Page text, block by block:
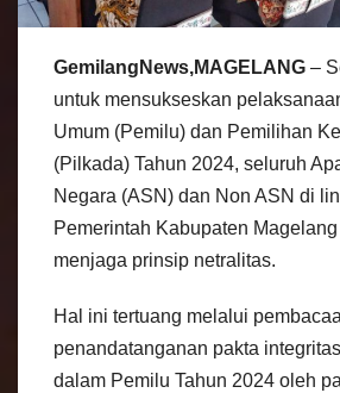
GemilangNews,MAGELANG –
untuk mensukseskan
Umum (Pemilu) dan Pemilihan
(Pilkada) Tahun 2024, seluruh
Negara (ASN) dan Non ASN di
Pemerintah Kabupaten
menjaga prinsip netralitas.
Hal ini tertuang melalui
penandatanganan pakta
dalam Pemilu Tahun 2024 oleh